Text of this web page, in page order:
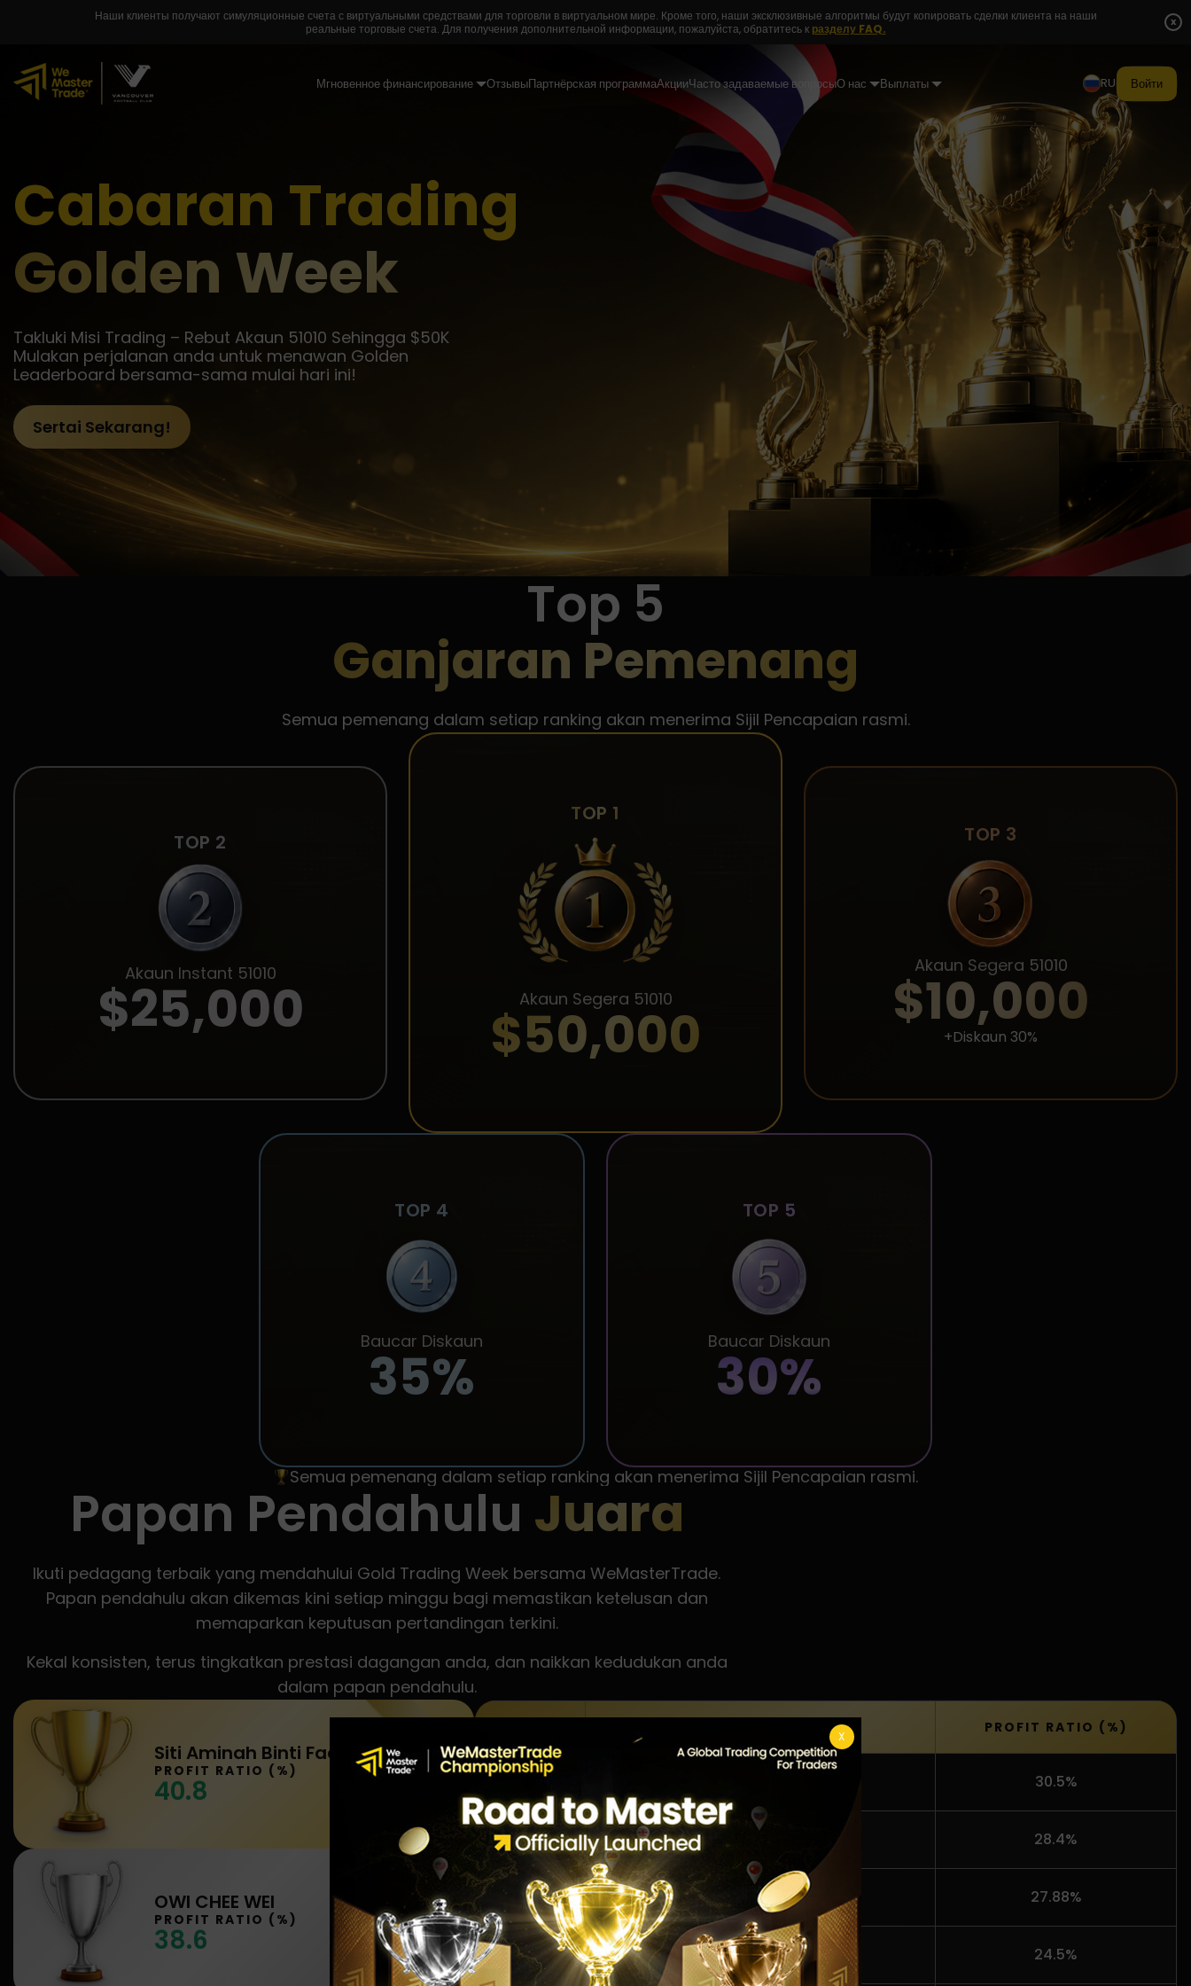
X
Наши клиенты получают симуляционные счета с виртуальными средствами для торговли в виртуальном мире. Кроме того, наши эксклюзивные алгоритмы будут копировать сделки клиента на наши
реальные торговые счета. Для получения дополнительной информации, пожалуйста, обратитесь к разделу FAQ. x
Мгновенное финансирование ОтзывыПартнёрская программаАкцииЧасто задаваемые вопросыО нас Выплаты RU Войти
Cabaran Trading
Golden Week
Takluki Misi Trading – Rebut Akaun 51010 Sehingga $50K
Mulakan perjalanan anda untuk menawan Golden
Leaderboard bersama-sama mulai hari ini!
Sertai Sekarang!
Top 5
Ganjaran Pemenang
Semua pemenang dalam setiap ranking akan menerima Sijil Pencapaian rasmi.
TOP 2
Akaun Instant 51010
$25,000
TOP 1
Akaun Segera 51010
$50,000
TOP 3
Akaun Segera 51010
$10,000
+Diskaun 30%
TOP 4
Baucar Diskaun
35%
TOP 5
Baucar Diskaun
30%
Semua pemenang dalam setiap ranking akan menerima Sijil Pencapaian rasmi.
Papan Pendahulu Juara
Ikuti pedagang terbaik yang mendahului Gold Trading Week bersama WeMasterTrade.
Papan pendahulu akan dikemas kini setiap minggu bagi memastikan ketelusan dan
memaparkan keputusan pertandingan terkini.
Kekal konsisten, terus tingkatkan prestasi dagangan anda, dan naikkan kedudukan anda
dalam papan pendahulu.
Siti Aminah Binti Fadzil
PROFIT RATIO (%)
40.8
TOP 1
OWI CHEE WEI
PROFIT RATIO (%)
38.6
TOP 2
PROFIT RATIO (%)
30.5%
7 Harrydi Lawisan 28.4%
8 Wan nor anis anaqi bin wan aziz 27.88%
9 Ahmad Fuad Ismail 24.5%